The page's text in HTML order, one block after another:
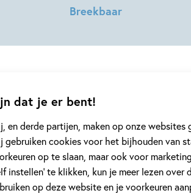
dat je er bent!
en derde partijen, maken op onze websites
gebruiken cookies voor het bijhouden van
op te slaan, maar ook voor
instellen’ te klikken, kun je meer lezen over
op deze website en je voorkeuren
Breekbaar
Buenen
enkel kinderboek of
je in voor onze nieuwsbrief
elke twee weken nieuws, kinderboekentips